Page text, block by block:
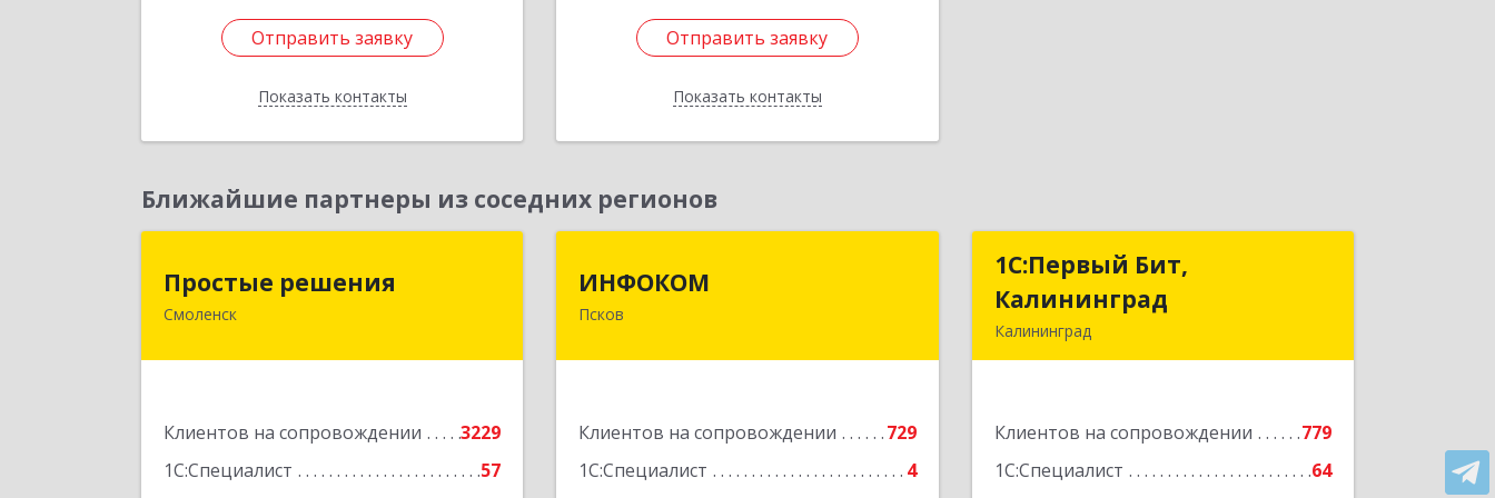
Отправить заявку
Показать контакты
Отправить заявку
Назад
Отправить заявку
Показать контакты
Отправить заявку
Назад
Ближайшие партнеры из соседних регионов
Простые решения
Смоленск
Клиентов на сопровождении
3229
1С:Специалист
57
214015, Смоленская обл, Смоленск г,
Подробнее
ИНФОКОМ
Псков
Клиентов на сопровождении
729
1С:Специалист
4
1С:Первый Бит,
Калининград
Калининград
Клиентов на сопровождении
779
1С:Специалист
64
1С:Первый Бит,
Калининград
Подробнее